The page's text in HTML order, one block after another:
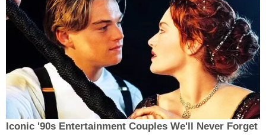
Iconic '90s Entertainment Couples We'll Never Forget